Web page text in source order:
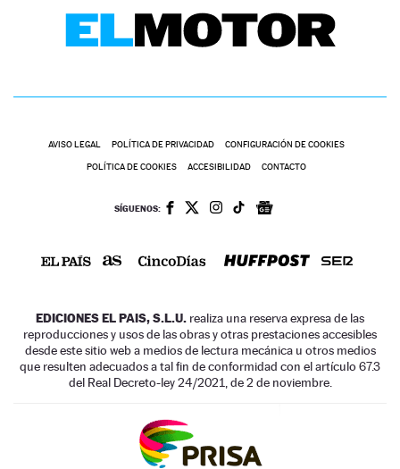
AVISO LEGAL POLÍTICA DE PRIVACIDAD CONFIGURACIÓN DE COOKIES
POLÍTICA DE COOKIES ACCESIBILIDAD CONTACTO
SÍGUENOS:
EDICIONES EL PAIS, S.L.U. realiza una reserva expresa de las
reproducciones y usos de las obras y otras prestaciones accesibles
desde este sitio web a medios de lectura mecánica u otros medios
que resulten adecuados a tal fin de conformidad con el artículo 67.3
del Real Decreto-ley 24/2021, de 2 de noviembre.